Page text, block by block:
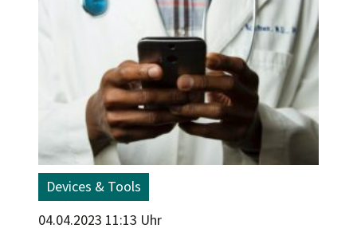
Devices & Tools
04.04.2023 11:13 Uhr